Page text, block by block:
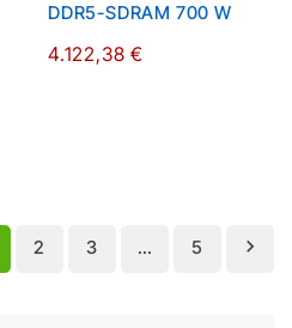
DDR5-SDRAM 700 W
4.122,38 €
2 3 … 5 